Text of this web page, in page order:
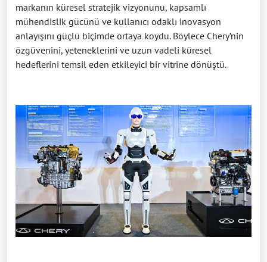
markanın küresel stratejik vizyonunu, kapsamlı
mühendislik gücünü ve kullanıcı odaklı inovasyon
anlayışını güçlü biçimde ortaya koydu. Böylece Chery’nin
özgüvenini, yeteneklerini ve uzun vadeli küresel
hedeflerini temsil eden etkileyici bir vitrine dönüştü.